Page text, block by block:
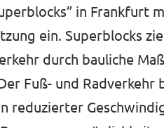
in
ein. Superblocks
durch bauliche
Fuß- und
reduzierter